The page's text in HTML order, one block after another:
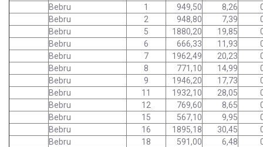
Bebru
1 949,50 8,26
Bebru
2 948,80 7,39
Bebru
5 1880,20 19,85
Bebru
6 666,33 11,93
Bebru
7 1962,49 20,23
Bebru
8 771,10 14,99
Bebru
9 1946,20 17,73
Bebru
11 1932,10 28,05
Bebru
12 769,60 8,65
Bebru
15 567,10 9,95
Bebru
16 1895,18 30,45
Bebru
18 591,00 6,48